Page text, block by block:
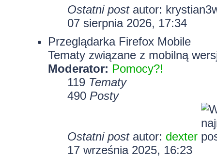
Ostatni postautor:
07 sierpnia 2026, 17:34
Przeglądarka Firefox Mobile
Tematy związane z mobilną
Moderator: Pomocy?!
119 Tematy
490 Posty
Ostatni postautor: dexter
17 września 2025, 16:23